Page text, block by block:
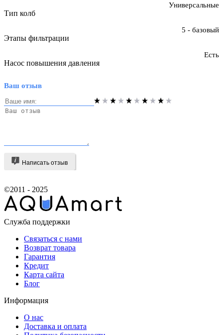
Тип колб
Универсальные
Этапы фильтрации
5 - базовый
Насос повышения давления
Есть
Ваш отзыв
Написать отзыв
©2011 - 2025
Служба поддержки
Связаться с нами
Возврат товара
Гарантия
Кредит
Карта сайта
Блог
Информация
О нас
Доставка и оплата